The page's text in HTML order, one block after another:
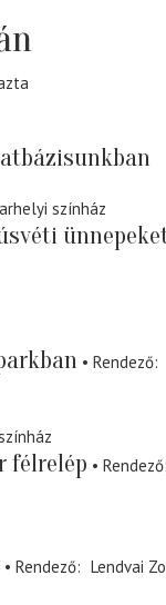
színház
Rendező
félrelép Rendező
Rendező Lendvai